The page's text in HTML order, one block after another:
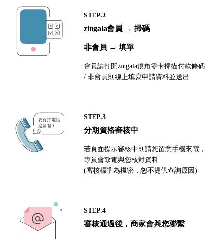
STEP.2
zingala會員 → 掃碼
非會員 → 填單
會員請打開zingala銀角零卡掃描付款條碼
/ 非會員則線上填寫申請資料並送出
STEP.3
分期資格審核中
若頁面提示審核中則請您留意手機來電，
專員會致電與您核對資料
(審核標準為機密，恕不提供查詢原因)
STEP.4
審核通過後，商家會與您聯繫